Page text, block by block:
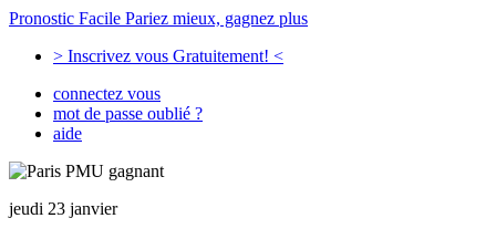
Pronostic Facile Pariez mieux, gagnez plus
> Inscrivez vous Gratuitement! <
connectez vous
mot de passe oublié ?
aide
jeudi 23 janvier